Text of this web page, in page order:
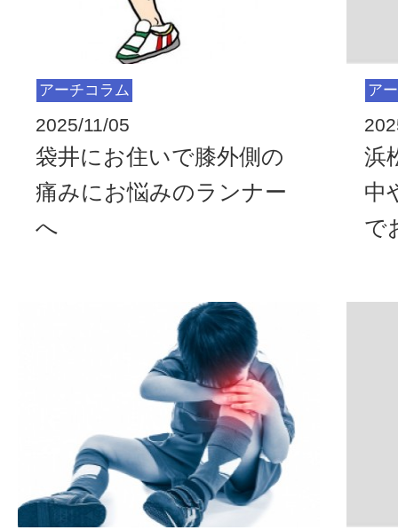
アーチコラム
2025/11/05
袋井にお住いで膝外側の
痛みにお悩みのランナー
へ
ア
浜
中
で